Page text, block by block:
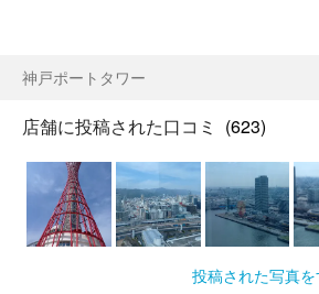
神戸ポートタワー
店舗に投稿された口コミ (623)
投稿された写真